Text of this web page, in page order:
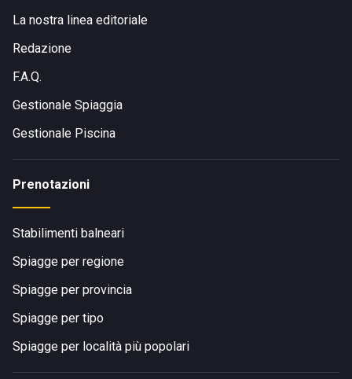
La nostra linea editoriale
Redazione
F.A.Q.
Gestionale Spiaggia
Gestionale Piscina
Prenotazioni
Stabilimenti balneari
Spiagge per regione
Spiagge per provincia
Spiagge per tipo
Spiagge per località più popolari